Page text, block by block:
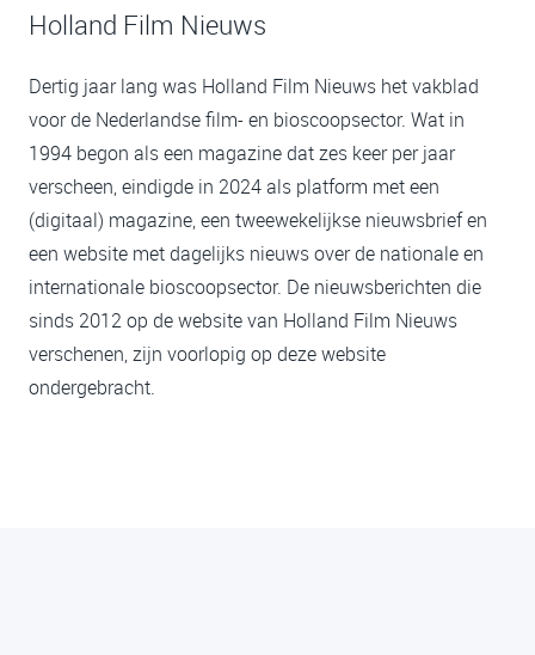
Holland Film Nieuws
Dertig jaar lang was Holland Film Nieuws het vakblad
voor de Nederlandse film- en bioscoopsector. Wat in
1994 begon als een magazine dat zes keer per jaar
verscheen, eindigde in 2024 als platform met een
(digitaal) magazine, een tweewekelijkse nieuwsbrief en
een website met dagelijks nieuws over de nationale en
internationale bioscoopsector. De nieuwsberichten die
sinds 2012 op de website van Holland Film Nieuws
verschenen, zijn voorlopig op deze website
ondergebracht.